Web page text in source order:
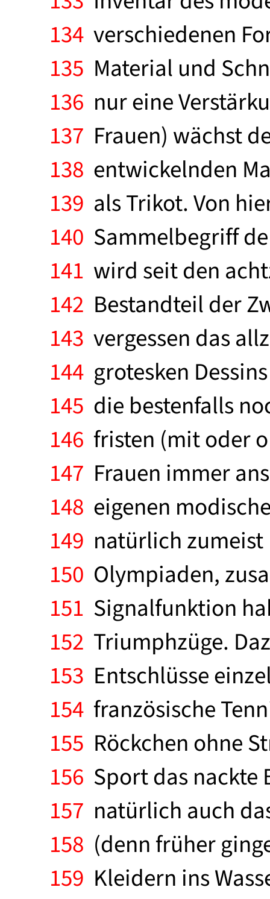
134 verschiedenen
135 Material und
136 nur eine
137 Frauen) wächst
138 entwickelnden
139 als Trikot. Von
140 Sammelbegriff
141 wird seit den
142 Bestandteil der
143 vergessen das
144 grotesken
145 die bestenfalls
146 fristen (mit oder
147 Frauen immer
148 eigenen
149 natürlich
150 Olympiaden,
151 Signalfunktion
152 Triumphzüge.
153 Entschlüsse
154 französische
155 Röckchen ohne
156 Sport das
157 natürlich auch
158 (denn früher
159 Kleidern ins